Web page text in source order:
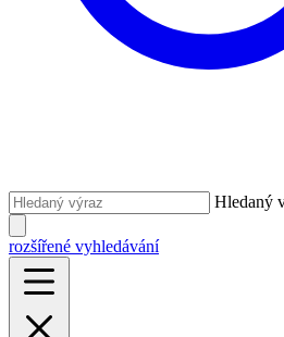
Hledaný
rozšířené vyhledávání